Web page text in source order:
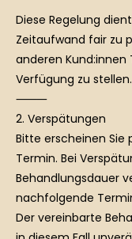
Diese Regelung
Zeitaufwand fair zu
anderen Kund:innen
Verfügung zu stellen.
⸻
2. Verspätungen
Bitte erscheinen Sie
Termin. Bei
Behandlungsdauer
nachfolgende
Der vereinbarte